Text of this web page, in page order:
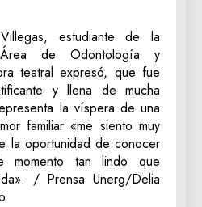
estudiante de la
de Odontología y
teatral expresó, que fue
y llena de mucha
la víspera de una
familiar «me siento muy
la oportunidad de conocer
momento tan lindo que
/ Prensa Unerg/Delia